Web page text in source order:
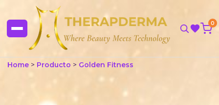
0
Home > Producto > Golden Fitness